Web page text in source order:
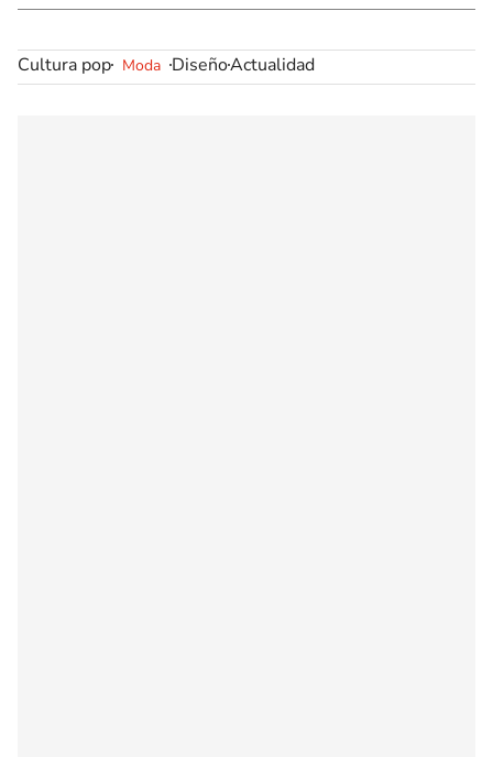
Cultura pop Moda DiseñoActualidad